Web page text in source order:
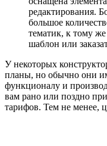
редактирования.
большое
тематик, к тому
шаблон или
У некоторых
планы, но обычно они
функционалу и
вам рано или поздно
тарифов. Тем не менее,